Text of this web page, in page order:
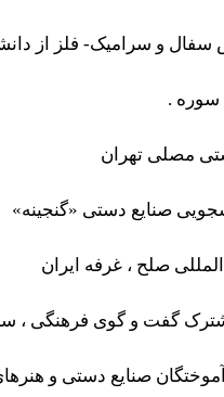
و سرامیک- فلز از
سوره .
مصلی تهران
صنایع دستی «گنجینه»
صلح ، غرفه ایران
گفت و گوی فرهنگی ،
صنایع دستی و هنرهای